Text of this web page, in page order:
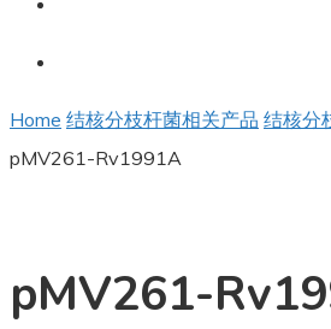
Home 结核分枝杆菌相关产品 结核分
pMV261-Rv1991A
pMV261-